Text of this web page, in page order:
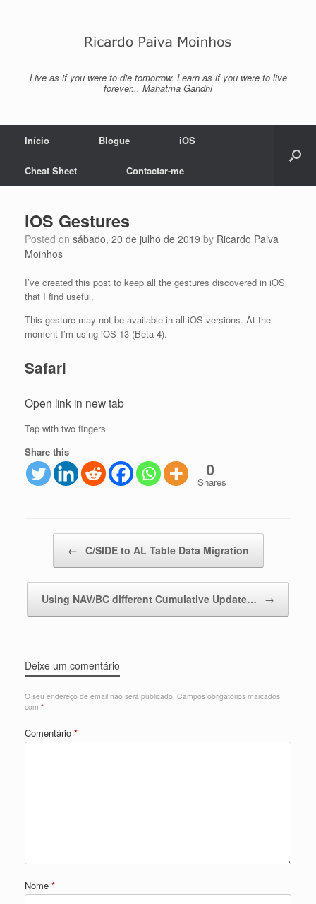
Live as if you were to die tomorrow. Learn as if you were to live
forever... Mahatma Gandhi
Início Blogue iOS
Cheat Sheet Contactar-me
iOS Gestures
Posted on sábado, 20 de julho de 2019 by Ricardo Paiva
Moinhos
I’ve created this post to keep all the gestures discovered in iOS
that I find useful.
This gesture may not be available in all iOS versions. At the
moment I’m using iOS 13 (Beta 4).
Safari
Open link in new tab
Tap with two fingers
Share this
0
Shares
← C/SIDE to AL Table Data Migration
Using NAV/BC different Cumulative Update… →
Deixe um comentário
O seu endereço de email não será publicado. Campos obrigatórios marcados
com *
Comentário *
Nome *